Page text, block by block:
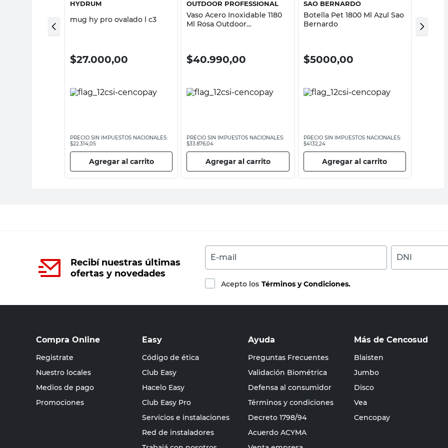
HYDRUM
mug hy pro ovalado l c3
$27.000,00
PRECIO SIN IMPUESTOS NACIONALES:
$22.314,05
Agregar al carrito
OUTDOOR PROFESSIONAL
Vaso Acero Inoxidable 1180
Ml Rosa Outdoor
$40.990,00
PRECIO SIN IMPUESTOS NACIONALES:
$33.876,04
Agregar al carrito
SAO BERNARDO
Botella Pet 1800 Ml Azul Sao
Bernardo
$5000,00
PRECIO SIN IMPUESTOS NACIONALES:
$4132,24
Agregar al carrito
Recibí nuestras últimas
ofertas y novedades
E-mail DNI
Acepto los Términos y Condiciones.
Compra Online
Registrate
Nuestro locales
Medios de pago
Promociones
Easy
Código de ética
Club Easy
Hacelo Easy
Club Easy Pro
Servicios e instalaciones
Red de instaladores
Ayuda
Preguntas Frecuentes
Validación Biométrica
Defensa al consumidor
Términos y condiciones
Decreto 1798/94
Acuerdo ACYMA
Más de Cencosud
Blaisten
Jumbo
Disco
Vea
Cencopay